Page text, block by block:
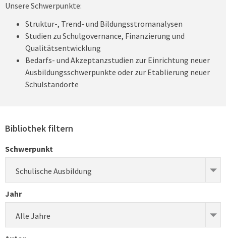
Unsere Schwerpunkte:
Struktur-, Trend- und Bildungsstromanalysen
Studien zu Schulgovernance, Finanzierung und
Qualitätsentwicklung
Bedarfs- und Akzeptanzstudien zur Einrichtung neuer
Ausbildungsschwerpunkte oder zur Etablierung neuer
Schulstandorte
Bibliothek filtern
Schwerpunkt
Schulische Ausbildung
Jahr
Alle Jahre